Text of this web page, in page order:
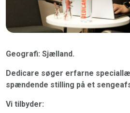
Geografi: Sjælland.
Dedicare søger erfarne
spændende stilling på et
Vi tilbyder: